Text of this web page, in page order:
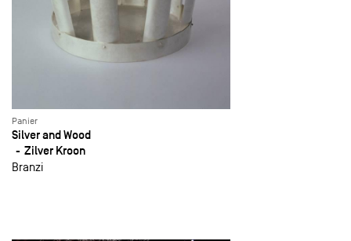
Panier
Silver and Wood
Zilver Kroon
Branzi